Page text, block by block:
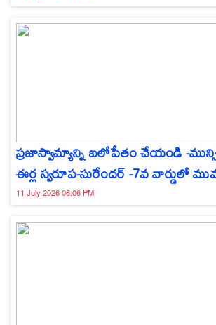
ప్రజాస్వామ్యాన్ని బలోపేతం చేయండి -
ఈర్ల స్వరూప-సురేందర్ -7వ వార్డులో
11 July 2026 06:06 PM